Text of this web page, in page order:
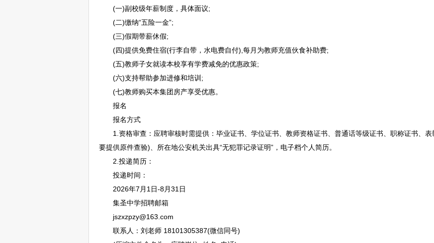
(一)副校级年薪制度，具体面议;
(二)缴纳“五险一金”;
(三)假期带薪休假;
(四)提供免费住宿(行李自带，水电费自付),每月为教师充值伙食补助费;
(五)教师子女就读本校享有学费减免的优惠政策;
(六)支持帮助参加进修和培训;
(七)教师购买本集团房产享受优惠。
报名
报名方式
1.资格审查：应聘审核时需提供：毕业证书、学位证书、 教师资格证书、普通话等级证书、职称证书、
要提供原件查验)、所在地公安机关出具“无犯罪记录证明”，电子档个人简历。
2.投递简历：
投递时间：
2026年7月1日-8月31日
集圣中学招聘邮箱
jszxzpzy@163.com
联系人：刘老师 18101305387(微信同号)